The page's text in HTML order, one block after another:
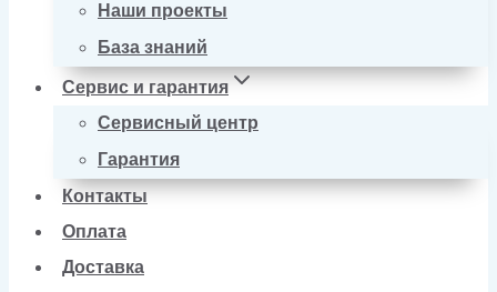
Наши проекты
База знаний
Сервис и гарантия
Сервисный центр
Гарантия
Контакты
Оплата
Доставка